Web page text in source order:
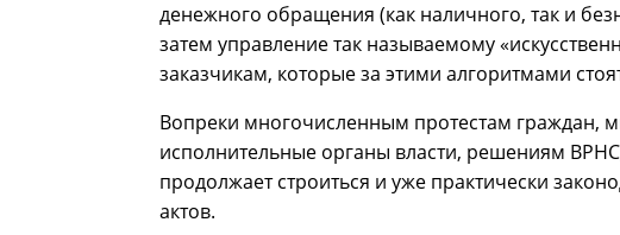
денежного обращения (как наличного, так и
затем управление так называемому
заказчикам, которые за этими алгоритмами
Вопреки многочисленным протестам граждан,
исполнительные органы власти, решениям
продолжает строиться и уже практически
актов.